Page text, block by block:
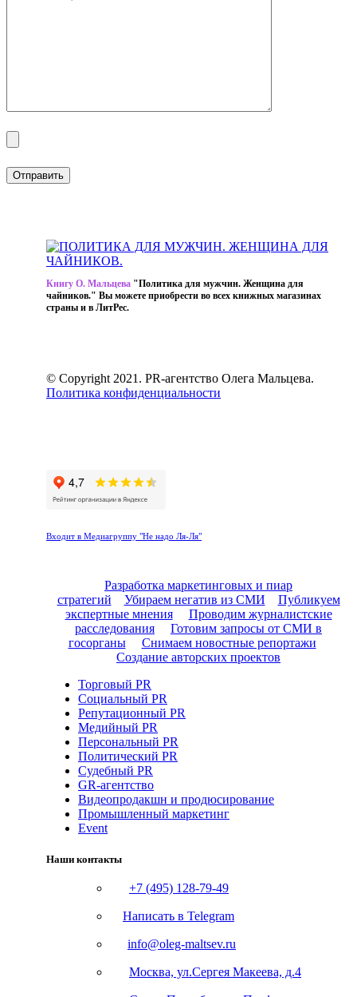
Книгу О. Мальцева "Политика для мужчин. Женщина для
чайников." Вы можете приобрести во всех книжных магазинах
страны и в ЛитРес.
© Copyright 2021. PR-агентство Олега Мальцева.
Политика конфиденциальности
Входит в Медиагруппу "Не надо Ля-Ля"
Разработка маркетинговых и пиар
стратегий
Убираем негатив из СМИ
Публикуем
экспертные мнения
Проводим журналистские
расследования
Готовим запросы от СМИ в
госорганы
Снимаем новостные репортажи
Создание авторских проектов
Торговый PR
Социальный PR
Репутационный PR
Медийный PR
Персональный PR
Политический PR
Судебный PR
GR-агентство
Видеопродакшн и продюсирование
Промышленный маркетинг
Event
Наши контакты
+7 (495) 128-79-49
Написать в Telegram
info@oleg-maltsev.ru
Москва, ул.Сергея Макеева, д.4